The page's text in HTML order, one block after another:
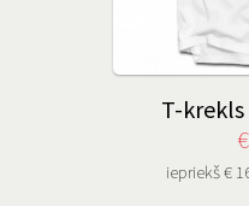
T-krekls
iepriekš €